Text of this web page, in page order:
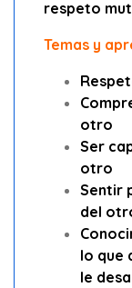
respeto
Temas y
otro
Ser
otro
Sentir
del
lo que
le